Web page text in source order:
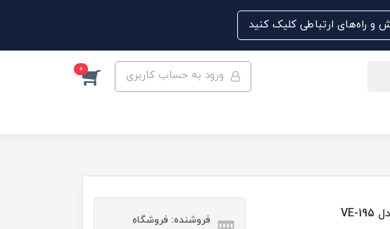
ورود به حساب کاربری 0
فروشنده: فروشگاه